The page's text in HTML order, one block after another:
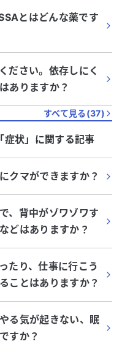
とはどんな薬です
ださい。依存しにく
ありますか？
すべて見る(37)
症状」に関する記事
クマができますか？
、背中がゾワゾワす
どはありますか？
たり、仕事に行こう
ことはありますか？
る気が起きない、眠
すか？